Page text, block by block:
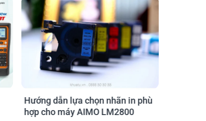
Hướng dẫn lựa chọn nhãn in phù
hợp cho máy AIMO LM2800